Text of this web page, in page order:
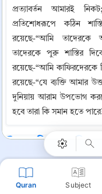
Quran Subject
প্রত্যাবর্তন আমারই
প্রতিশোধরূপে কঠিন
রয়েছে-“আমি
তাদেরকে পুরু শাস্তির
রয়েছে-“আমি কাফিরদেরকে
রয়েছে-“যে ব্যক্তি আমার
দুনিয়ায় আরাম উপভোগ
হবে তারা কি সমান হতে
📚 তাফসিরে তাবারি
আর তাঁর বাণী: {مَتَاعٌ قَلِيلٌ} (সামান্য ভোগ-উপকরণ), এর দ্বারা তিনি
বুঝিয়েছেন: তাদের দেশে
Copy